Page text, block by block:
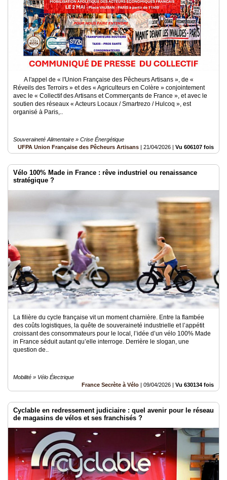
A l'appel de « l'Union Française des Pêcheurs Artisans », de «
Réveils des Terroirs » et des « Agriculteurs en Colère » conjointement
avec le « Collectif des Artisans et Commerçants de France », et avec le
soutien des réseaux « Acteurs Locaux / Smartrezo / Hulcoq », est
organisé à Paris,..
Souveraineté Alimentaire » Crise Énergétique
UFPA Union Française des Pêcheurs Artisans | 21/04/2026 | Vu 606107 fois
Vélo 100% Made in France : rêve industriel ou renaissance
stratégique ?
La filière du cycle française vit un moment charnière. Entre la flambée
des coûts logistiques, la quête de souveraineté industrielle et l’appétit
croissant des consommateurs pour le local, l’idée d’un vélo 100% Made
in France séduit autant qu’elle interroge. Derrière le slogan, une
question de..
Mobilité » Vélo Électrique
France Secrète à Vélo | 09/04/2026 | Vu 630134 fois
Cyclable en redressement judiciaire : quel avenir pour le réseau
de magasins de vélos et ses franchisés ?